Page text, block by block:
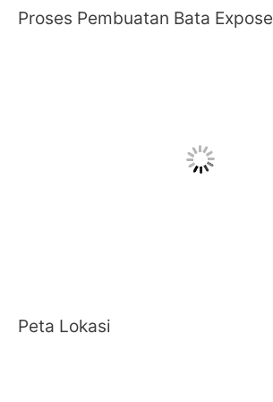
Proses Pembuatan Bata Expose
Peta Lokasi